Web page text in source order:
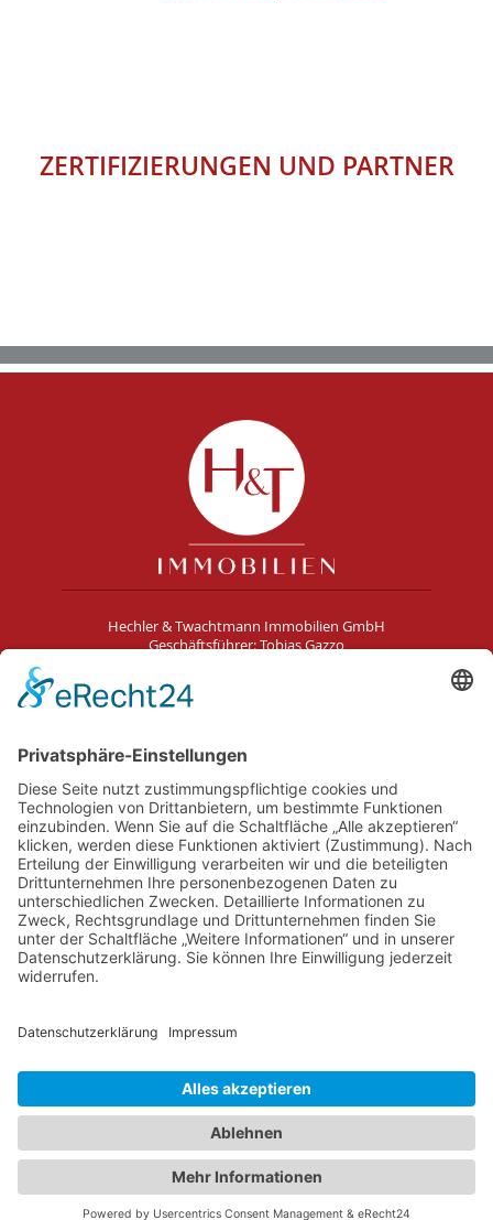
ZERTIFIZIERUNGEN UND PARTNER
Hechler & Twachtmann Immobilien GmbH
Geschäftsführer: Tobias Gazzo
Kontakt
Impressum
AGB
Datenschutz
Cookie-Erklärung
Immobilienmakler Stuhr
Immobilienmakler Weyhe